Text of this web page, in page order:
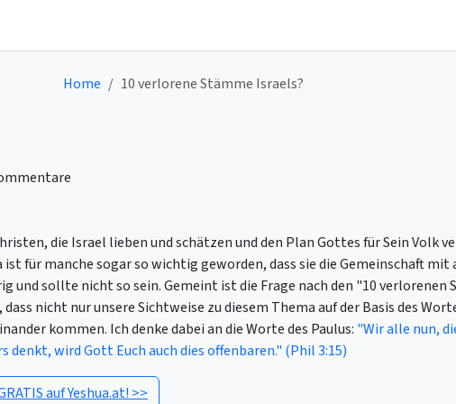
Home 10 verlorene Stämme Israels?
die Israel lieben und schätzen und den Plan Gottes für Sein Volk
für manche sogar so wichtig geworden, dass sie die Gemeinschaft
und sollte nicht so sein. Gemeint ist die Frage nach den "10 verlorenen
nicht nur unsere Sichtweise zu diesem Thema auf der Basis des
kommen. Ich denke dabei an die Worte des Paulus: "Wir alle nun,
denkt, wird Gott Euch auch dies offenbaren." (Phil 3:15)
auf Yeshua.at! >>